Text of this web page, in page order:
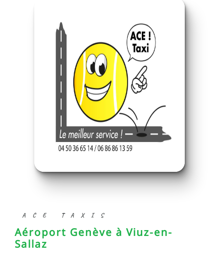
ACE TAXIS
Aéroport Genève à Viuz-en-
Sallaz